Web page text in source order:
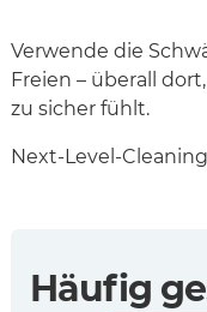
Verwende die
Freien – überall
zu sicher fühlt.
Next-Level-
Häufig